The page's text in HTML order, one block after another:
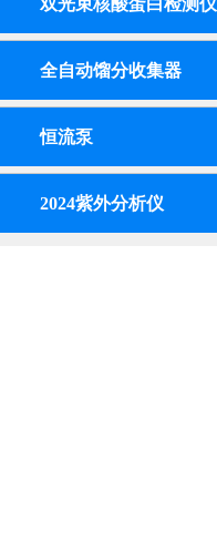
双光束核酸蛋白检测仪
全自动馏分收集器
恒流泵
2024紫外分析仪